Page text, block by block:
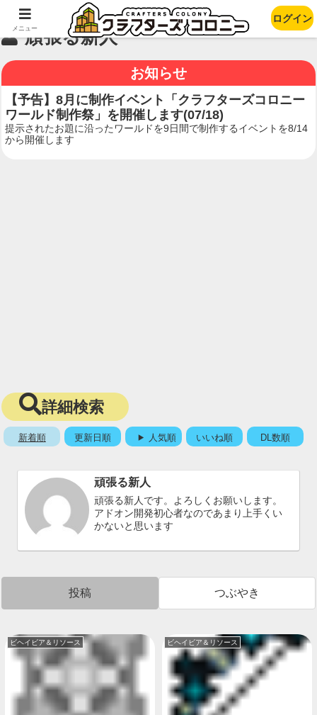
頑張る新人
お知らせ
【予告】8月に制作イベント「クラフターズコロニー
ワールド制作祭」を開催します(07/18)
提示されたお題に沿ったワールドを9日間で制作するイベントを8/14
から開催します
詳細検索
新着順 更新日順 人気順 いいね順 DL数順
頑張る新人
頑張る新人です。よろしくお願いします。
アドオン開発初心者なのであまり上手くい
かないと思います
投稿 つぶやき
ビヘイビア＆リソース ビヘイビア＆リソース
メニュー
ログイン